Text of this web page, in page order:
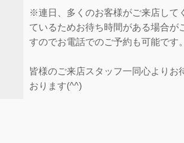
※連日、多くのお客様がご来店して
ているためお待ち時間がある場合が
すのでお電話でのご予約も可能です
皆様のご来店スタッフ一同心よりお
おります(^^)